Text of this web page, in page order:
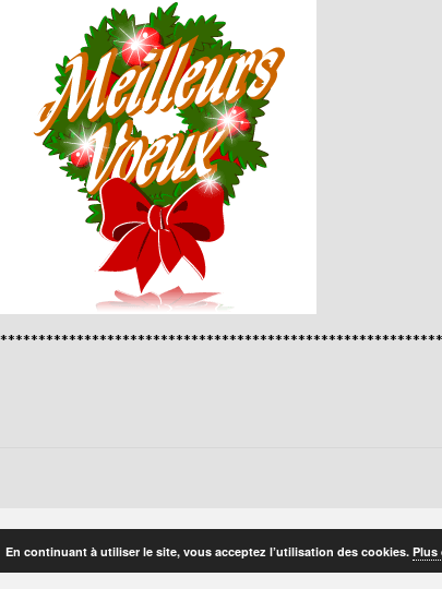
En continuant à utiliser le site, vous acceptez l’utilisation des cookies. Plus